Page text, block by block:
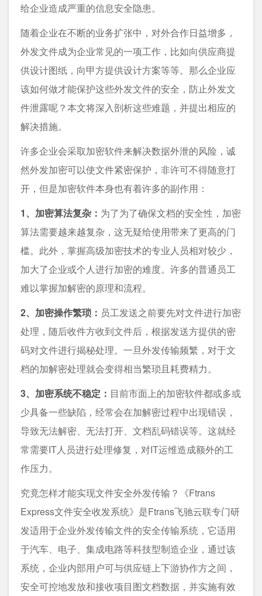
给企业造成严重的信息安全隐患。
随着企业在不断的业务扩张中，对外合作日益增多，
外发文件成为企业常见的一项工作，比如向供应商提
供设计图纸，向甲方提供设计方案等等。那么企业应
该如何做才能保护这些外发文件的安全，防止外发文
件泄露呢？本文将深入剖析这些难题，并提出相应的
解决措施。
许多企业会采取加密软件来解决数据外泄的风险，诚
然外发加密可以使文件紧密保护，非许可不得随意打
开，但是加密软件本身也有着许多的副作用：
1、加密算法复杂： 为了为了确保文档的安全性，加密
算法需要越来越复杂，这无疑给使用带来了更高的门
槛。此外，掌握高级加密技术的专业人员相对较少，
加大了企业或个人进行加密的难度。许多的普通员工
难以掌握加解密的原理和流程。
2、加密操作繁琐： 员工发送之前要先对文件进行加密
处理，随后收件方收到文件后，根据发送方提供的密
码对文件进行揭秘处理。一旦外发传输频繁，对于文
档的加解密处理就会变得相当繁琐且耗费精力。
3、加密系统不稳定： 目前市面上的加密软件都或多或
少具备一些缺陷，经常会在加解密过程中出现错误，
导致无法解密、无法打开、文档乱码错误等。这就经
常需要IT人员进行处理修复，对IT运维造成额外的工
作压力。
究竟怎样才能实现文件安全外发传输？《Ftrans
Express文件安全收发系统》是Ftrans飞驰云联专门研
发适用于企业外发传输文件的安全传输系统，它适用
于汽车、电子、集成电路等科技型制造企业，通过该
系统，企业内部用户可与供应链上下游协作方之间，
安全可控地发放和接收项目图文档数据，并实施有效